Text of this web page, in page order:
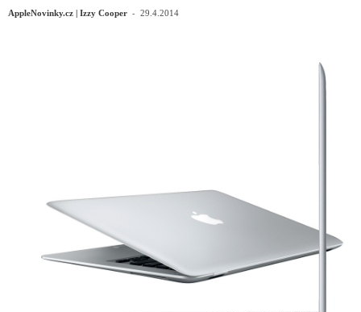
AppleNovinky.cz | Izzy Cooper - 29.4.2014